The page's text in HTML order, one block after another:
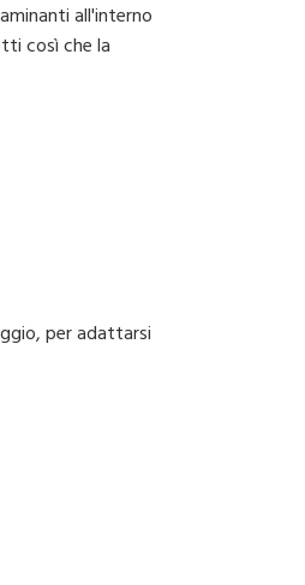
all'interno
così che la
per adattarsi